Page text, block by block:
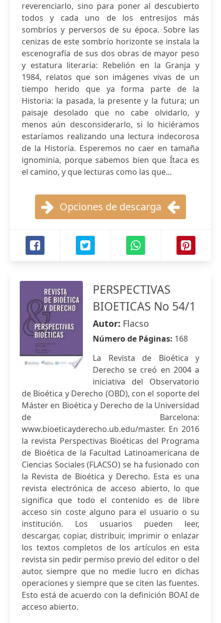
reverenciarlo, sino para poner al descubierto
todos y cada uno de los entresijos más
sombríos y perversos de su época. Sobre las
cenizas de este sombrío horizonte se instala la
escenografía de sus dos obras de mayor peso
y estatura literaria: Rebelión en la Granja y
1984, relatos que son imágenes vivas de un
tiempo herido que ya forma parte de la
Historia: la pasada, la presente y la futura; un
paisaje desolado que no cabe olvidarlo, y
menos aún desconsiderarlo, si lo hiciéramos
estaríamos realizando una lectura indecorosa
de la Historia. Esperemos no caer en tamaña
ignominia, porque sabemos bien que Ítaca es
el camino, y que lecturas como las que...
Opciones de descarga
PERSPECTIVAS
BIOETICAS No 54/1
Autor: Flacso
Número de Páginas: 168
La Revista de Bioética y
Derecho se creó en 2004 a
iniciativa del Observatorio
de Bioética y Derecho (OBD), con el soporte del
Máster en Bioética y Derecho de la Universidad
de Barcelona:
www.bioeticayderecho.ub.edu/master. En 2016
la revista Perspectivas Bioéticas del Programa
de Bioética de la Facultad Latinoamericana de
Ciencias Sociales (FLACSO) se ha fusionado con
la Revista de Bioética y Derecho. Esta es una
revista electrónica de acceso abierto, lo que
significa que todo el contenido es de libre
acceso sin coste alguno para el usuario o su
institución. Los usuarios pueden leer,
descargar, copiar, distribuir, imprimir o enlazar
los textos completos de los artículos en esta
revista sin pedir permiso previo del editor o del
autor, siempre que no medie lucro en dichas
operaciones y siempre que se citen las fuentes.
Esto está de acuerdo con la definición BOAI de
acceso abierto.